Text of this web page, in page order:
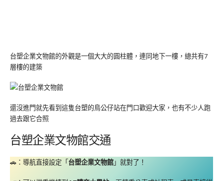
台塑企業文物館的外觀是一個大大的圓柱體，連同地下一樓，總共有7
層樓的建築
還沒進門就先看到這隻台塑的鳥公仔站在門口歡迎大家，也有不少人跑
過去跟它合照
台塑企業文物館交通
🚗：導航直接設定「 台塑企業文物館」就對了！